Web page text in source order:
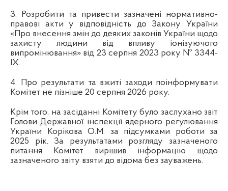
3. Розробити та привести зазначені нормативно-
правові акти у відповідність до Закону України
«Про внесення змін до деяких законів України щодо
захисту людини від впливу іонізуючого
випромінювання» від 23 серпня 2023 року № 3344-
ІХ.
4. Про результати та вжиті заходи поінформувати
Комітет не пізніше 20 серпня 2026 року.
Крім того, на засіданні Комітету було заслухано звіт
Голови Державної інспекції ядерного регулювання
України Корікова О.М. за підсумками роботи за
2025 рік. За результатами розгляду зазначеного
питання Комітет вирішив інформацію щодо
зазначеного звіту взяти до відома без зауважень.